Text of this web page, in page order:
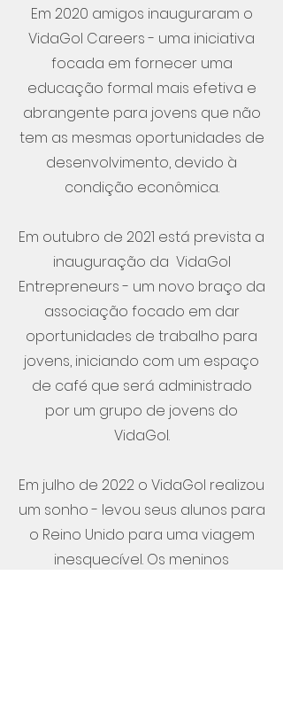
Em 2020 amigos inauguraram o
VidaGol Careers - uma iniciativa
focada em fornecer uma
educação formal mais efetiva e
abrangente para jovens que não
tem as mesmas oportunidades de
desenvolvimento, devido à
condição econômica.
Em outubro de 2021 está prevista a
inauguração da VidaGol
Entrepreneurs - um novo braço da
associação focado em dar
oportunidades de trabalho para
jovens, iniciando com um espaço
de café que será administrado
por um grupo de jovens do
VidaGol.
Em julho de 2022 o VidaGol realizou
um sonho - levou seus alunos para
o Reino Unido para uma viagem
inesquecível. Os meninos